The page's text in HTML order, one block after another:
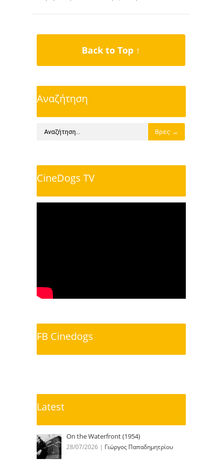
Back to Top ↑
Αναζήτηση
CineDogs TV
FB Cinedogs
Latest
On the Waterfront (1954)
28/07/2026 | Γιώργος Παπαδημητρίου